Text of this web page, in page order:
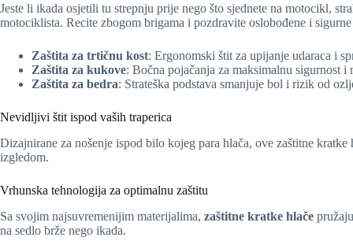
Jeste li ikada osjetili tu strepnju prije nego što sjednete na motocikl,
motociklista. Recite zbogom brigama i pozdravite oslobođene i
Zaštita za trtičnu kost: Ergonomski štit za upijanje udaraca i
Zaštita za kukove: Bočna pojačanja za maksimalnu sigurnost i
Zaštita za bedra: Strateška podstava smanjuje bol i rizik od
Nevidljivi štit ispod vaših traperica
Dizajnirane za nošenje ispod bilo kojeg para hlača, ove zaštitne
izgledom.
Vrhunska tehnologija za optimalnu zaštitu
Sa svojim najsuvremenijim materijalima, zaštitne kratke hlače
na sedlo brže nego ikada.